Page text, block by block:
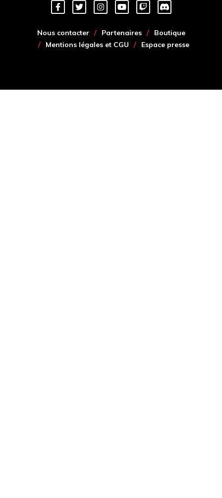
Nous contacter Partenaires
Boutique
Mentions légales et CGU
Espace presse